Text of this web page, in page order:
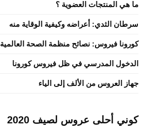
ما هي المنتجات العضوية ؟
سرطان الثدي: أعراضه وكيفية الوقاية منه
كورونا فيروس: نصائح منظمة الصحة العالمية
الدخول المدرسي في ظل فيروس كورونا
جهاز العروس من الألف إلى الياء
كوني أحلى عروس لصيف 2020